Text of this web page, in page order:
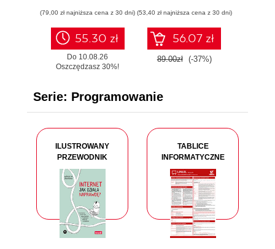
(79,00 zł najniższa cena z 30 dni)
55.30 zł
Do 10.08.26
Oszczędzasz 30%!
modelowaniu
probabilistycznym.
Wydanie III
(53,40 zł najniższa cena z 30 dni)
56.07 zł
89.00zł (-37%)
Serie: Programowanie
ILUSTROWANY
PRZEWODNIK
TABLICE
INFORMATYCZNE